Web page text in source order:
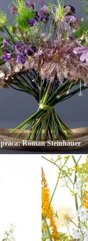
praca: Roman Steinhauer